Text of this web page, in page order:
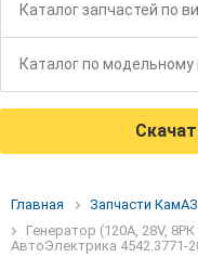
Каталог запчастей по
Каталог по модельному
Главная Запчасти КамАЗ
Генератор (120А, 28V,
АвтоЭлектрика 4542.3771-